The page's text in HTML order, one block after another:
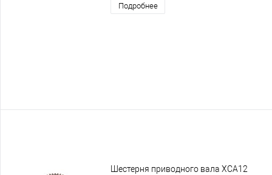
Подробнее
Шестерня приводного вала XCA12